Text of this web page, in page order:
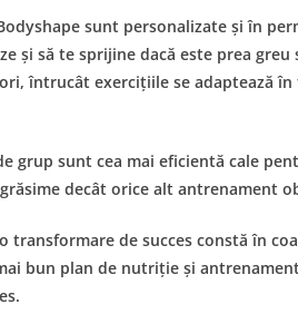
sunt personalizate și în
și să te sprijine dacă este prea
întrucât exercițiile se adaptează
grup sunt cea mai eficientă cale
decât orice alt antrenament
transformare de succes constă în
bun plan de nutriție și